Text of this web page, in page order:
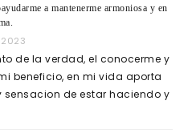
a mantenerme armoniosa y en
de la verdad, el conocerme y
beneficio, en mi vida aporta
de estar haciendo y